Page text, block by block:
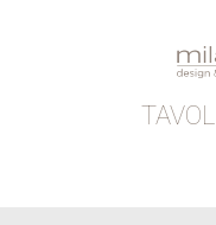
TAVOLI